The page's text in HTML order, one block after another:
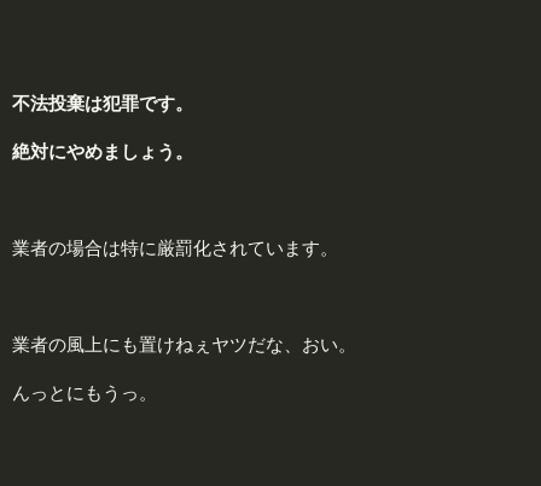
不法投棄は犯罪です。
絶対にやめましょう。
業者の場合は特に厳罰化されています。
業者の風上にも置けねぇヤツだな、おい。
んっとにもうっ。